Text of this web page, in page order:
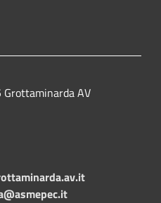
Grottaminarda AV